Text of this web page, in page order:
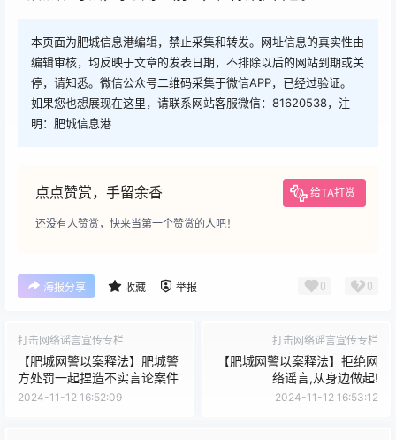
本页面为肥城信息港编辑，禁止采集和转发。网址信息的真实性由
编辑审核，均反映于文章的发表日期，不排除以后的网站到期或关
停，请知悉。微信公众号二维码采集于微信APP，已经过验证。
如果您也想展现在这里，请联系网站客服微信：81620538，注
明：肥城信息港
点点赞赏，手留余香 给TA打赏
还没有人赞赏，快来当第一个赞赏的人吧！
海报分享 收藏 举报 0 0
打击网络谣言宣传专栏
【肥城网警以案释法】肥城警
方处罚一起捏造不实言论案件
2024-11-12 16:52:09
打击网络谣言宣传专栏
【肥城网警以案释法】拒绝网
络谣言,从身边做起!
2024-11-12 16:53:12